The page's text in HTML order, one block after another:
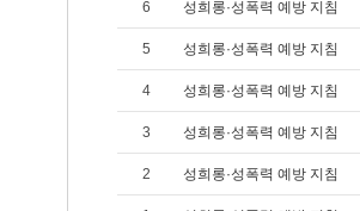
6 성희롱·성폭력 예방 지침
5 성희롱·성폭력 예방 지침
4 성희롱·성폭력 예방 지침
3 성희롱·성폭력 예방 지침
2 성희롱·성폭력 예방 지침